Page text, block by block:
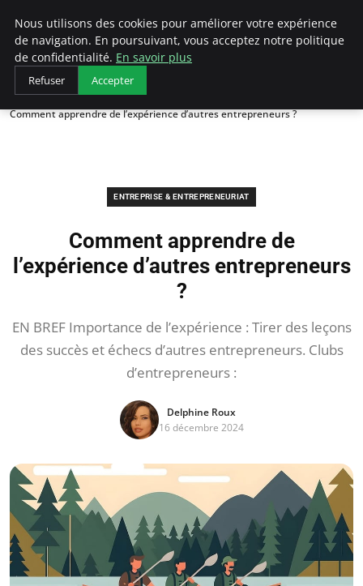
LECFCM
Accueil
Entreprise & Entrepreneuriat
Comment apprendre de l’expérience d’autres entrepreneurs ?
ENTREPRISE & ENTREPRENEURIAT
Comment apprendre de
l’expérience d’autres entrepreneurs
?
EN BREF Importance de l’expérience : Tirer des leçons
des succès et échecs d’autres entrepreneurs. Clubs
d’entrepreneurs :
Delphine Roux
16 décembre 2024
Nous utilisons des cookies pour améliorer votre expérience
de navigation. En poursuivant, vous acceptez notre politique
de confidentialité. En savoir plus
Refuser Accepter